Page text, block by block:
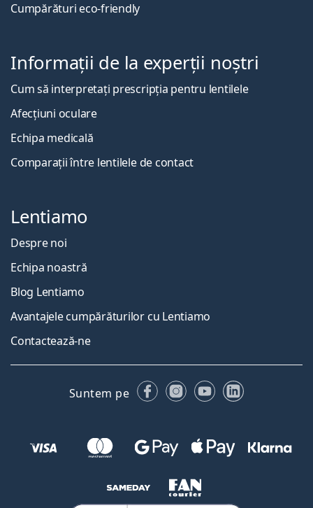
Cumpărături eco-friendly
Informații de la experții noștri
Cum să interpretați prescripția pentru lentilele
Afecțiuni oculare
Echipa medicală
Comparații între lentilele de contact
Lentiamo
Despre noi
Echipa noastră
Blog Lentiamo
Avantajele cumpărăturilor cu Lentiamo
Contactează-ne
Suntem pe FacebookInstagram
YouTubeLinkedIn